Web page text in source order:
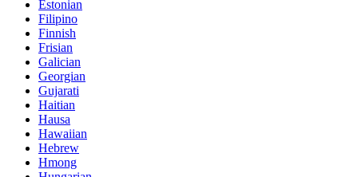
Estonian
Filipino
Finnish
Frisian
Galician
Georgian
Gujarati
Haitian
Hausa
Hawaiian
Hebrew
Hmong